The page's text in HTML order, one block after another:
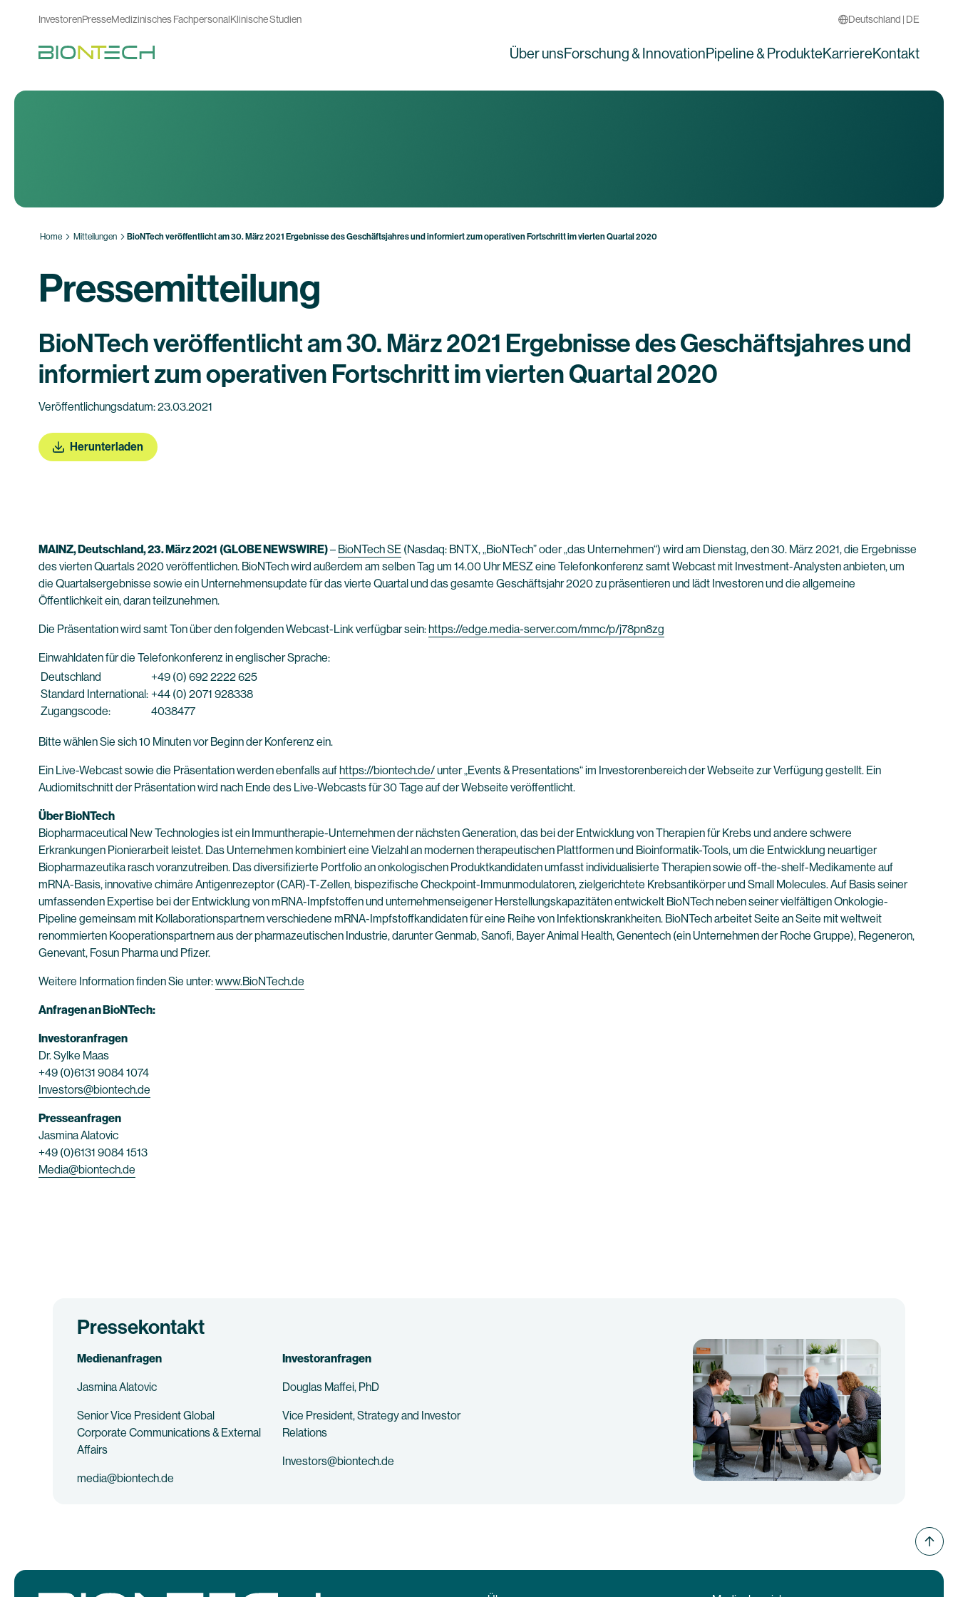
InvestorenPresseMedizinisches FachpersonalKlinische Studien Deutschland | DE
Über unsForschung & InnovationPipeline & ProdukteKarriereKontakt
Home Mitteilungen BioNTech veröffentlicht am 30. März 2021 Ergebnisse des Geschäftsjahres und informiert zum operativen Fortschritt im vierten Quartal 2020
Pressemitteilung
BioNTech veröffentlicht am 30. März 2021 Ergebnisse des Geschäftsjahres und
informiert zum operativen Fortschritt im vierten Quartal 2020
Veröffentlichungsdatum: 23.03.2021
Herunterladen
MAINZ, Deutschland, 23. März 2021 (GLOBE NEWSWIRE)– BioNTech SE (Nasdaq: BNTX, „BioNTech” oder „das Unternehmen“) wird am Dienstag, den 30. März 2021, die Ergebnisse
des vierten Quartals 2020 veröffentlichen. BioNTech wird außerdem am selben Tag um 14.00 Uhr MESZ eine Telefonkonferenz samt Webcast mit Investment-Analysten anbieten, um
die Quartalsergebnisse sowie ein Unternehmensupdate für das vierte Quartal und das gesamte Geschäftsjahr 2020 zu präsentieren und lädt Investoren und die allgemeine
Öffentlichkeit ein, daran teilzunehmen.
Die Präsentation wird samt Ton über den folgenden Webcast-Link verfügbar sein:https://edge.media-server.com/mmc/p/j78pn8zg
Einwahldaten für die Telefonkonferenz in englischer Sprache:
Deutschland
Standard International:
Zugangscode:
+49 (0) 692 2222 625
+44 (0) 2071 928338
4038477
Bitte wählen Sie sich 10 Minuten vor Beginn der Konferenz ein.
Ein Live-Webcast sowie die Präsentation werden ebenfalls aufhttps://biontech.de/unter „Events & Presentations“ im Investorenbereich der Webseite zur Verfügung gestellt. Ein
Audiomitschnitt der Präsentation wird nach Ende des Live-Webcasts für 30 Tage auf der Webseite veröffentlicht.
Über BioNTech
Biopharmaceutical New Technologies ist ein Immuntherapie-Unternehmen der nächsten Generation, das bei der Entwicklung von Therapien für Krebs und andere schwere
Erkrankungen Pionierarbeit leistet. Das Unternehmen kombiniert eine Vielzahl an modernen therapeutischen Plattformen und Bioinformatik-Tools, um die Entwicklung neuartiger
Biopharmazeutika rasch voranzutreiben. Das diversifizierte Portfolio an onkologischen Produktkandidaten umfasst individualisierte Therapien sowie off-the-shelf-Medikamente auf
mRNA-Basis, innovative chimäre Antigenrezeptor (CAR)-T-Zellen, bispezifische Checkpoint-Immunmodulatoren, zielgerichtete Krebsantikörper und Small Molecules. Auf Basis seiner
umfassenden Expertise bei der Entwicklung von mRNA-Impfstoffen und unternehmenseigener Herstellungskapazitäten entwickelt BioNTech neben seiner vielfältigen Onkologie-
Pipeline gemeinsam mit Kollaborationspartnern verschiedene mRNA-Impfstoffkandidaten für eine Reihe von Infektionskrankheiten. BioNTech arbeitet Seite an Seite mit weltweit
renommierten Kooperationspartnern aus der pharmazeutischen Industrie, darunter Genmab, Sanofi, Bayer Animal Health, Genentech (ein Unternehmen der Roche Gruppe), Regeneron,
Genevant, Fosun Pharma und Pfizer.
Weitere Information finden Sie unter:www.BioNTech.de
Anfragen an BioNTech:
Investoranfragen
Dr. Sylke Maas
+49 (0)6131 9084 1074
Investors@biontech.de
Presseanfragen
Jasmina Alatovic
+49 (0)6131 9084 1513
Media@biontech.de
Pressekontakt
Medienanfragen
Jasmina Alatovic
Senior Vice President Global
Corporate Communications & External
Affairs
media@biontech.de
Investoranfragen
Douglas Maffei, PhD
Vice President, Strategy and Investor
Relations
Investors@biontech.de